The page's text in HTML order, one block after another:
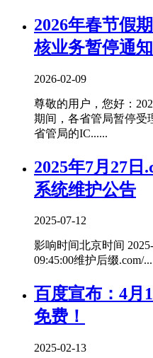
2026年春节假
核业务暂停通知
2026-02-09
尊敬的用户，您好：
期间，各省管局暂停受
省管局的IC......
2025年7月27日
系统维护公告
2025-07-12
影响时间北京时间
09:45:00维护后缀.com/
百度宣布：4月
免费！
2025-02-13